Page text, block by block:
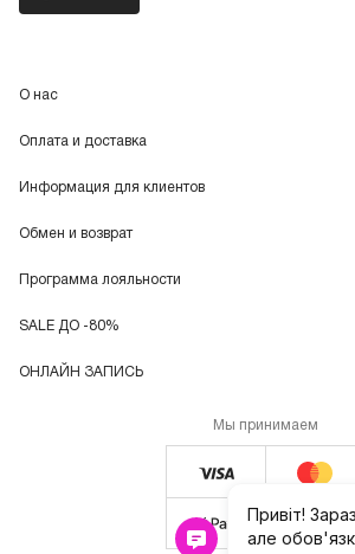
О нас
Оплата и доставка
Информация для клиентов
Обмен и возврат
Программа лояльности
SALE ДО -80%
ОНЛАЙН ЗАПИСЬ
Мы принимаем